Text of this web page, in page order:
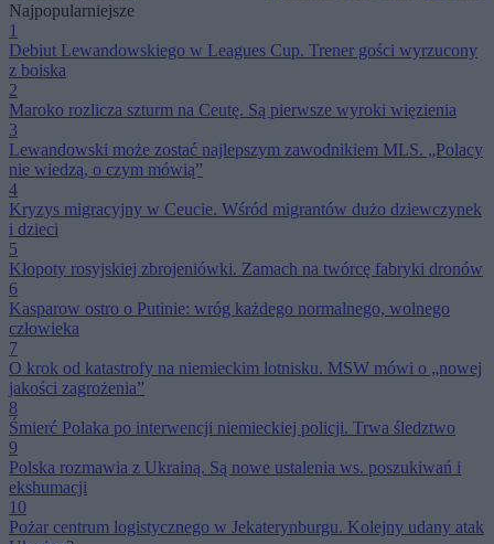
Najpopularniejsze
1
Debiut Lewandowskiego w Leagues Cup. Trener gości wyrzucony
z boiska
2
Maroko rozlicza szturm na Ceutę. Są pierwsze wyroki więzienia
3
Lewandowski może zostać najlepszym zawodnikiem MLS. „Polacy
nie wiedzą, o czym mówią”
4
Kryzys migracyjny w Ceucie. Wśród migrantów dużo dziewczynek
i dzieci
5
Kłopoty rosyjskiej zbrojeniówki. Zamach na twórcę fabryki dronów
6
Kasparow ostro o Putinie: wróg każdego normalnego, wolnego
człowieka
7
O krok od katastrofy na niemieckim lotnisku. MSW mówi o „nowej
jakości zagrożenia”
8
Śmierć Polaka po interwencji niemieckiej policji. Trwa śledztwo
9
Polska rozmawia z Ukrainą. Są nowe ustalenia ws. poszukiwań i
ekshumacji
10
Pożar centrum logistycznego w Jekaterynburgu. Kolejny udany atak